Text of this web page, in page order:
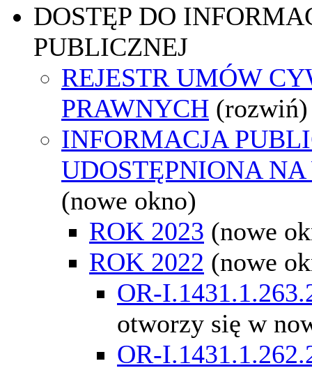
DOSTĘP DO
PUBLICZNEJ
REJESTR UMÓW
PRAWNYCH (rozwiń)
INFORMACJA
UDOSTĘPNIONA
(nowe okno)
ROK 2023 (nowe
ROK 2022 (nowe
OR-
otworzy się w
OR-